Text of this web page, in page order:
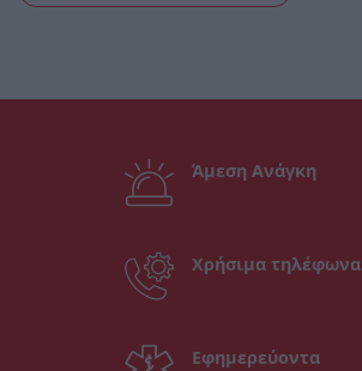
Άμεση Ανάγκη
Χρήσιμα τηλέφωνα
Εφημερεύοντα